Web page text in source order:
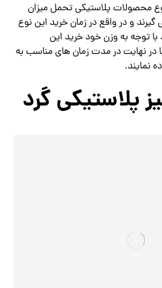
محصولات پلاستیکی تحمل میزان
گیرند و در واقع در زمان خرید این نوع
با توجه به وزن خود خرید این
در نهایت در مدت زمان های مناسب به
نمایند.
پلاستیکی گرد